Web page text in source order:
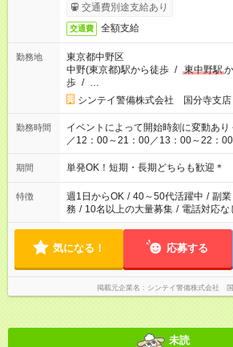
交通費別途支給あり
交通費 全額支給
勤務地
東京都中野区
中野(東京都)駅から徒歩 / 東中野駅
歩 / …
シンテイ警備株式会社 国分寺支店
勤務時間
イベントによって開始時刻に変動あ
／12：00～21：00／13：00～22：00
期間 単発OK！短期・長期どちらも歓迎＊
特徴 週1日からOK / 40～50代活躍中 / 副
務 / 10名以上の大量募集 / 電話対応な
気になる！ 応募する
掲載元企業名 シンテイ警備株式会社
未読